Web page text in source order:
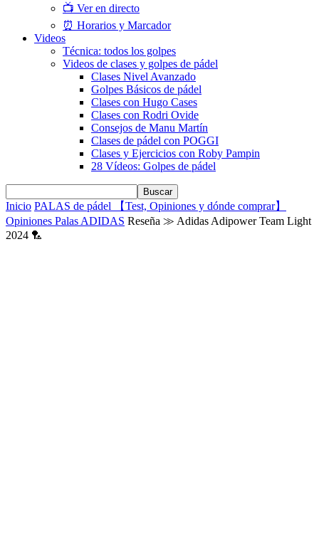
📺 Ver en directo
⏰ Horarios y Marcador
Videos
Técnica: todos los golpes
Videos de clases y golpes de pádel
Clases Nivel Avanzado
Golpes Básicos de pádel
Clases con Hugo Cases
Clases con Rodri Ovide
Consejos de Manu Martín
Clases de pádel con POGGI
Clases y Ejercicios con Roby Pampin
28 Vídeos: Golpes de pádel
Inicio PALAS de pádel 【Test, Opiniones y dónde comprar】
Opiniones Palas ADIDAS Reseña ≫ Adidas Adipower Team Light
2024 🏸